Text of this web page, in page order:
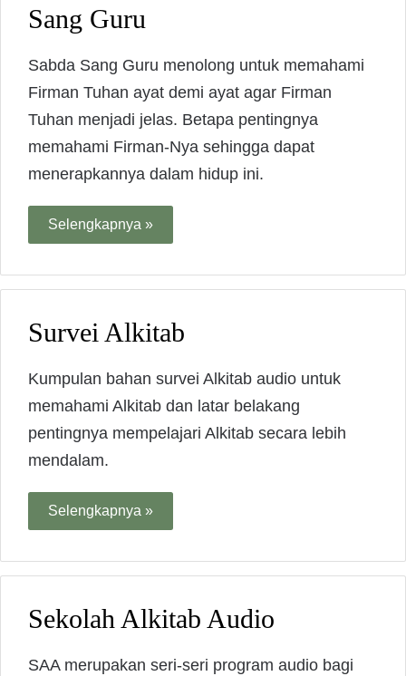
Sang Guru
Sabda Sang Guru menolong untuk memahami
Firman Tuhan ayat demi ayat agar Firman
Tuhan menjadi jelas. Betapa pentingnya
memahami Firman-Nya sehingga dapat
menerapkannya dalam hidup ini.
Selengkapnya »
Survei Alkitab
Kumpulan bahan survei Alkitab audio untuk
memahami Alkitab dan latar belakang
pentingnya mempelajari Alkitab secara lebih
mendalam.
Selengkapnya »
Sekolah Alkitab Audio
SAA merupakan seri-seri program audio bagi